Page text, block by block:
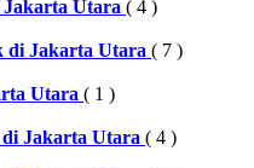
Utara ( 4 )
di Jakarta Utara ( 7 )
Utara ( 1 )
di Jakarta Utara ( 4 )